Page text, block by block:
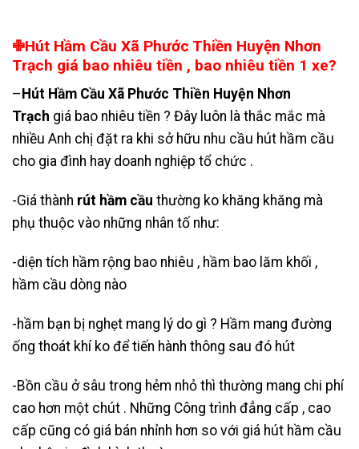
✙Hút Hầm Cầu Xã Phước Thiền Huyện Nhơn
Trạch giá bao nhiêu tiền , bao nhiêu tiền 1 xe?
– Hút Hầm Cầu Xã Phước Thiền Huyện Nhơn
Trạch giá bao nhiêu tiền ? Đây luôn là thắc mắc mà
nhiều Anh chị đặt ra khi sở hữu nhu cầu hút hầm cầu
cho gia đình hay doanh nghiệp tổ chức .
-Giá thành rút hầm cầu thường ko khăng khăng mà
phụ thuộc vào những nhân tố như:
-diện tích hầm rộng bao nhiêu , hầm bao lăm khối ,
hầm cầu dòng nào
-hầm bạn bị nghẹt mang lý do gì ? Hầm mang đường
ống thoát khí ko để tiến hành thông sau đó hút
-Bồn cầu ở sâu trong hẻm nhỏ thì thường mang chi phí
cao hơn một chút . Những Công trình đẳng cấp , cao
cấp cũng có giá bán nhỉnh hơn so với giá hút hầm cầu